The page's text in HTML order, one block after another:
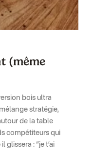
(même
bois ultra
stratégie,
de la table
compétiteurs qui
glissera : “je t’ai